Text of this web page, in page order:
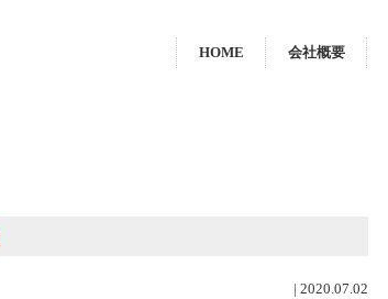
HOME 会社概要
| 2020.07.02